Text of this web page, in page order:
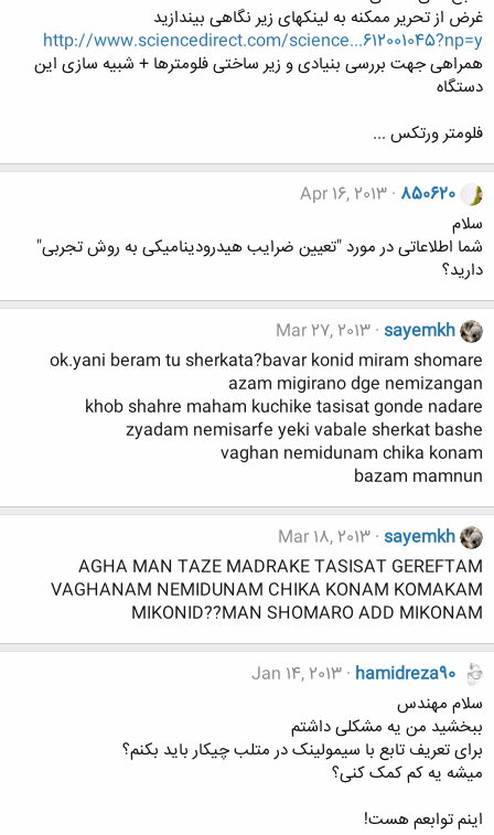
غرض از تحریر ممکنه به لینکهای زیر نگاهی بیندازید
http://www.sciencedirect.com/science...612001045?np=y
همراهی جهت بررسی بنیادی و زیر ساختی فلومترها + شبیه سازی این
دستگاه
فلومتر ورتكس ...
850620
Apr 16, 2013
سلام
شما اطلاعاتی در مورد "تعیین ضرایب هیدرودینامیکی به روش تجربی"
دارید؟
sayemkh
Mar 27, 2013
ok.yani beram tu sherkata?bavar konid miram shomare
azam migirano dge nemizangan
khob shahre maham kuchike tasisat gonde nadare
zyadam nemisarfe yeki vabale sherkat bashe
vaghan nemidunam chika konam
bazam mamnun
sayemkh
Mar 18, 2013
AGHA MAN TAZE MADRAKE TASISAT GEREFTAM
VAGHANAM NEMIDUNAM CHIKA KONAM KOMAKAM
MIKONID??MAN SHOMARO ADD MIKONAM
hamidreza90
Jan 14, 2013
سلام مهندس
ببخشید من یه مشکلی داشتم
برای تعریف تابع با سیمولینک در متلب چیکار باید بکنم؟
میشه یه کم کمک کنی؟
اینم توابعم هست!